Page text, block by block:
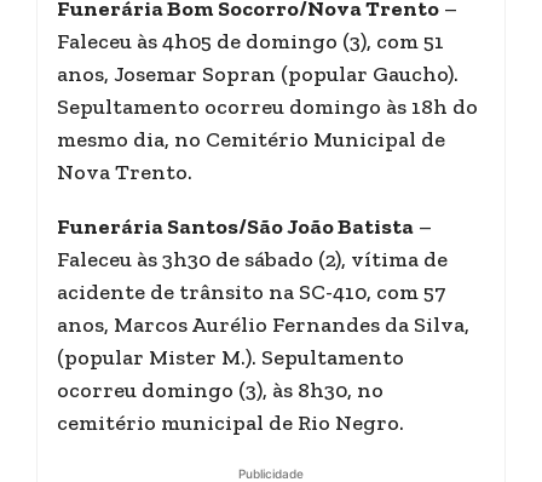
Funerária Bom Socorro/Nova Trento –
Faleceu às 4h05 de domingo (3), com 51
anos, Josemar Sopran (popular Gaucho).
Sepultamento ocorreu domingo às 18h do
mesmo dia, no Cemitério Municipal de
Nova Trento.
Funerária Santos/São João Batista –
Faleceu às 3h30 de sábado (2), vítima de
acidente de trânsito na SC-410, com 57
anos, Marcos Aurélio Fernandes da Silva,
(popular Mister M.). Sepultamento
ocorreu domingo (3), às 8h30, no
cemitério municipal de Rio Negro.
Publicidade